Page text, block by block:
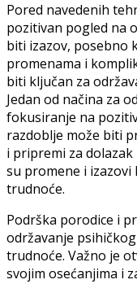
Pored navedenih
pozitivan pogled na
biti izazov, posebno
promenama i
biti ključan za
Jedan od načina za
fokusiranje na
razdoblje može biti
i pripremi za
su promene i izazovi
trudnoće.
Podrška porodice i
održavanje
trudnoće. Važno je
svojim osećanjima i